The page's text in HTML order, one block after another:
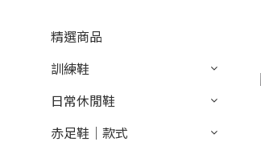
精選商品
訓練鞋
日常休閒鞋
赤足鞋｜款式